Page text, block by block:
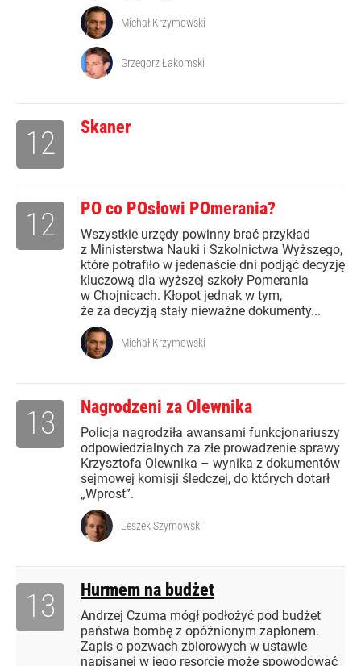
Michał Krzymowski
Grzegorz Łakomski
Skaner
12
PO co POsłowi POmerania?
Wszystkie urzędy powinny brać przykład
z Ministerstwa Nauki i Szkolnictwa Wyższego,
które potrafiło w jedenaście dni podjąć decyzję
kluczową dla wyższej szkoły Pomerania
w Chojnicach. Kłopot jednak w tym,
że za decyzją stały nieważne dokumenty...
12
Michał Krzymowski
Nagrodzeni za Olewnika
Policja nagrodziła awansami funkcjonariuszy
odpowiedzialnych za złe prowadzenie sprawy
Krzysztofa Olewnika – wynika z dokumentów
sejmowej komisji śledczej, do których dotarł
„Wprost”.
13
Leszek Szymowski
Hurmem na budżet
Andrzej Czuma mógł podłożyć pod budżet
państwa bombę z opóźnionym zapłonem.
Zapis o pozwach zbiorowych w ustawie
napisanej w jego resorcie może spowodować
13